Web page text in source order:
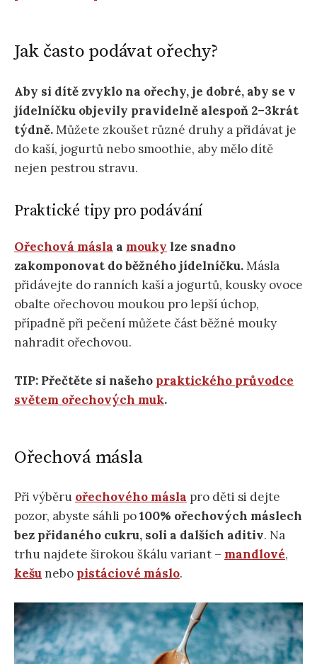
Jak často podávat ořechy?
Aby si dítě zvyklo na ořechy, je dobré, aby se v
jídelníčku objevily pravidelně alespoň 2–3krát
týdně.Můžete zkoušet různé druhy a přidávat je
do kaší, jogurtů nebo smoothie, aby mělo dítě
nejen pestrou stravu.
Praktické tipy pro podávání
Ořechová másla a mouky lze snadno
zakomponovat do běžného jídelníčku.Másla
přidávejte do ranních kaší a jogurtů, kousky ovoce
obalte ořechovou moukou pro lepší úchop,
případně při pečení můžete část běžné mouky
nahradit ořechovou.
TIP: Přečtěte si našeho praktického průvodce
světem ořechových muk.
Ořechová másla
Při výběru ořechového másla pro děti si dejte
pozor, abyste sáhli po100% ořechových máslech
bez přidaného cukru, soli a dalších aditiv. Na
trhu najdete širokou škálu variant – mandlové,
kešu nebo pistáciové máslo.